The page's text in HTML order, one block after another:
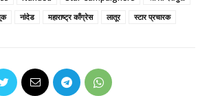
नांदेड महाराष्ट्र काँग्रेस लातूर स्टार प्रचारक